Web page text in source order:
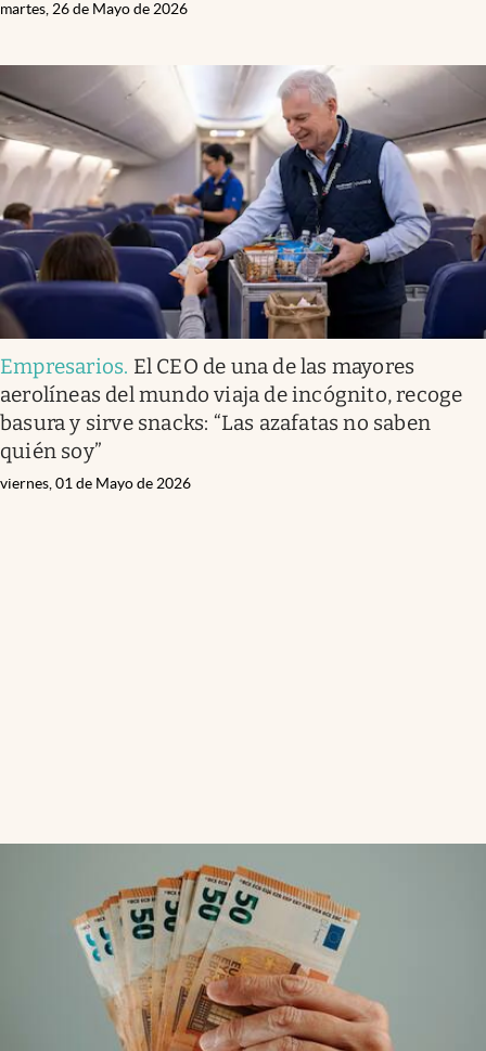
martes, 26 de Mayo de 2026
Empresarios. El CEO de una de las mayores
aerolíneas del mundo viaja de incógnito, recoge
basura y sirve snacks: “Las azafatas no saben
quién soy”
viernes, 01 de Mayo de 2026